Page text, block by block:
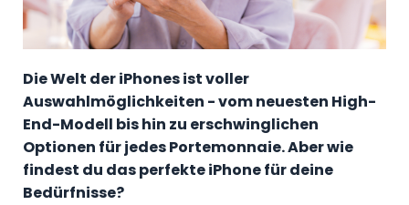
Die Welt der iPhones ist voller
Auswahlmöglichkeiten - vom neuesten High-
End-Modell bis hin zu erschwinglichen
Optionen für jedes Portemonnaie. Aber wie
findest du das perfekte iPhone für deine
Bedürfnisse?